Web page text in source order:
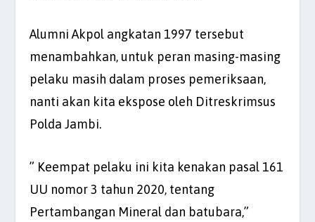
Alumni Akpol angkatan 1997 tersebut
menambahkan, untuk peran masing-masing
pelaku masih dalam proses pemeriksaan,
nanti akan kita ekspose oleh Ditreskrimsus
Polda Jambi.
” Keempat pelaku ini kita kenakan pasal 161
UU nomor 3 tahun 2020, tentang
Pertambangan Mineral dan batubara,”